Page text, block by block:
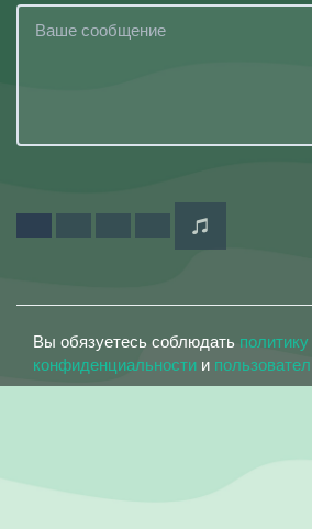
Вы обязуетесь соблюдать политику
конфиденциальности и